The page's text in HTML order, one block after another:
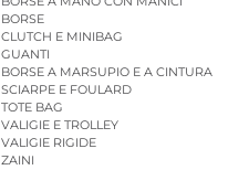
BORSE
CLUTCH E MINIBAG
GUANTI
BORSE A MARSUPIO E A CINTURA
SCIARPE E FOULARD
TOTE BAG
VALIGIE E TROLLEY
VALIGIE RIGIDE
ZAINI